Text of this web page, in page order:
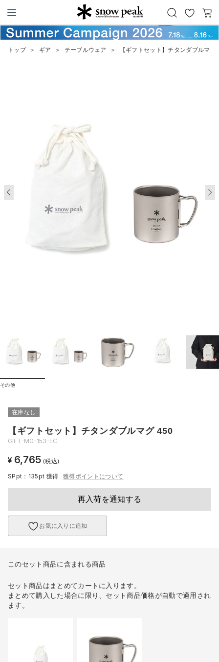
Snow Peak
お
気
に
カ
ー
トップ ＞ ギア ＞ テーブルウェア ＞ 【ギフトセット】チタンダブルマグ
その他
在庫なし
【ギフトセット】チタンダブルマグ 450
GIFT-MG-153-EC
¥ 6,765 (税込)
SPpt：135pt 獲得 獲得ポイントについて
再入荷を通知する
お気に入りに追加
このセット商品に含まれる商品
セット商品はまとめてカートに入ります。
まとめて購入した場合に限り、セット商品価格が自動で適用され
ます。